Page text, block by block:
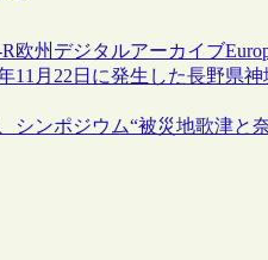
欧州 デジタルアーカイブ
11月22日に発生した長野県
シンポジウム“被災地歌津と